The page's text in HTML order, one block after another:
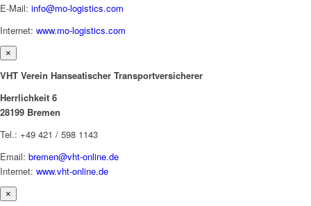
E-Mail: info@mo-logistics.com
Internet: www.mo-logistics.com
×
VHT Verein Hanseatischer Transportversicherer
Herrlichkeit 6
28199 Bremen
Tel.: +49 421 / 598 1143
Email: bremen@vht-online.de
Internet: www.vht-online.de
×